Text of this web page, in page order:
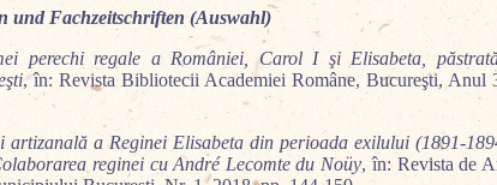
und Fachzeitschriften (Auswahl)
perechi regale a României, Carol I şi Elisabeta,
, în: Revista Bibliotecii Academiei Române, Bucureşti, Anul
artizanală a Reginei Elisabeta din perioada exilului (1891-
reginei cu André Lecomte du Noüy, în: Revista de